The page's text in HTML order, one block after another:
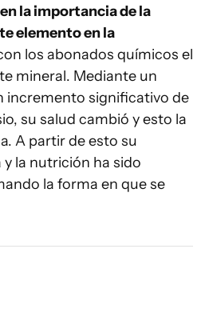
la importancia de la
elemento en la
los abonados químicos el
mineral. Mediante un
incremento significativo de
su salud cambió y esto la
A partir de esto su
la nutrición ha sido
la forma en que se